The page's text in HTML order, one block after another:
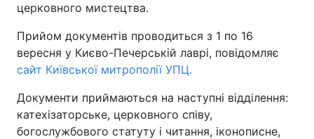
церковного мистецтва.
Прийом документів проводиться з 1 по 16
вересня у Києво-Печерській лаврі, повідомляє
сайт Київської митрополії УПЦ.
Документи приймаються на наступні відділення:
катехізаторське, церковного співу,
богослужбового статуту і читання, іконописне,